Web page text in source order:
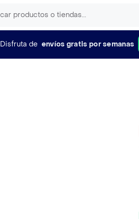
Disfruta de envíos gratis por semanas